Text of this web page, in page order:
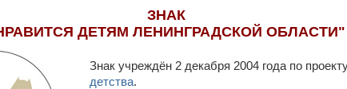
ЗНАК
ДЕТЯМ ЛЕНИНГРАДСКОЙ ОБЛАСТИ"
Знак учреждён 2 декабря 2004 года по
детства.